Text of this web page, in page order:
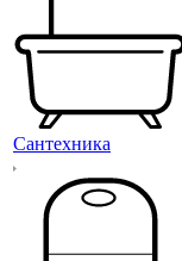
Сантехника